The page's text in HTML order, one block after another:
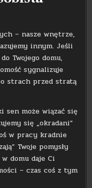
– nasze wnętrze,
innym. Jeśli
Twojego domu,
sygnalizuje
strach przed stratą
może wiązać się
się „okradani”
w pracy kradnie
Twoje pomysły
domu daje Ci
– czas coś z tym